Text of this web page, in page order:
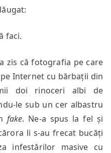
că fotografia pe care
Internet cu bărbații din
doi rinoceri albi de
le sub un cer albastru
fake. Ne-a spus la fel și
li s-au frecat bucăți
infestărilor masive cu